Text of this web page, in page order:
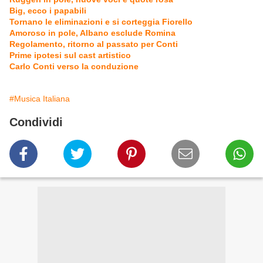
Big, ecco i papabili
Tornano le eliminazioni e si corteggia Fiorello
Amoroso in pole, Albano esclude Romina
Regolamento, ritorno al passato per Conti
Prime ipotesi sul cast artistico
Carlo Conti verso la conduzione
#Musica Italiana
Condividi